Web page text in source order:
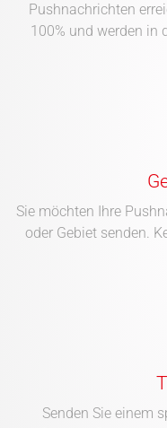
Pushnachrichten
100% und werden in
Sie möchten Ihre
oder Gebiet senden.
Senden Sie einem